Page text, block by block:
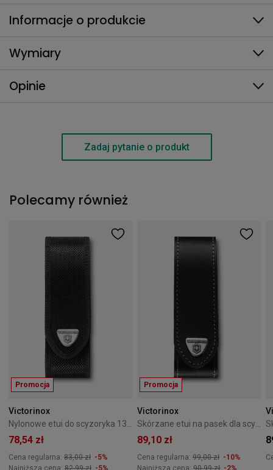
Informacje o produkcie
Wymiary
Opinie
Zadaj pytanie o produkt
Polecamy również
Promocja
Victorinox
78,54 zł
Cena regularna: 83,00 zł -5%
Najniższa cena: 82,99 zł -5%
Promocja
Victorinox
89,10 zł
Cena regularna: 99,00 zł -10%
Najniższa cena: 90,99 zł -2%